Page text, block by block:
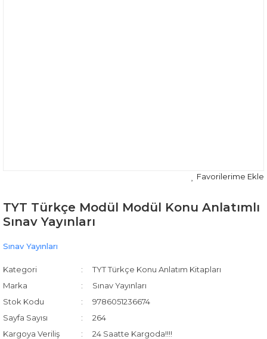
TYT Türkçe Modül Modül Konu Anlatımlı
Sınav Yayınları
Sınav Yayınları
Kategori
TYT Türkçe Konu Anlatım Kitapları
Marka
Sınav Yayınları
Stok Kodu
9786051236674
Sayfa Sayısı
264
Kargoya Veriliş
24 Saatte Kargoda!!!!